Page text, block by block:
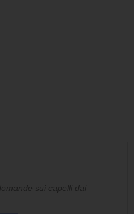
sui capelli dai